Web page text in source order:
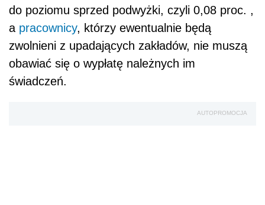
do poziomu sprzed podwyżki, czyli 0,08 proc. ,
a pracownicy, którzy ewentualnie będą
zwolnieni z upadających zakładów, nie muszą
obawiać się o wypłatę należnych im
świadczeń.
AUTOPROMOCJA